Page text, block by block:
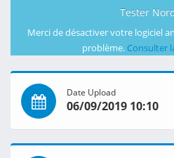
Tester
Merci de désactiver votre logiciel
problème. Consulter
Date Upload
06/09/2019 10:10